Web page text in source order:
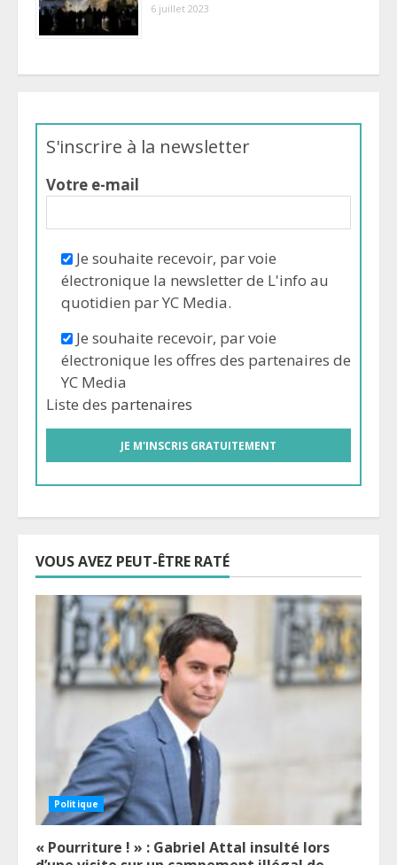
6 juillet 2023
S'inscrire à la newsletter
Votre e-mail
Je souhaite recevoir, par voie
électronique la newsletter de L'info au
quotidien par YC Media.
Je souhaite recevoir, par voie
électronique les offres des partenaires de
YC Media
Liste des partenaires
VOUS AVEZ PEUT-ÊTRE RATÉ
Politique
« Pourriture ! » : Gabriel Attal insulté lors